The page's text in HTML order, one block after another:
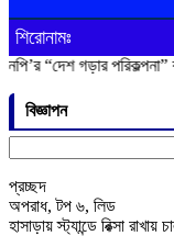
শিরোনামঃ
গড়ার পরিকল্পনা” কর্মসূচী
বিজ্ঞাপন
for:
প্রচ্ছদ
অপরাধ,টপ ৬, লিড
হাসাড়ায় স্ট্যান্ডে রিক্সা